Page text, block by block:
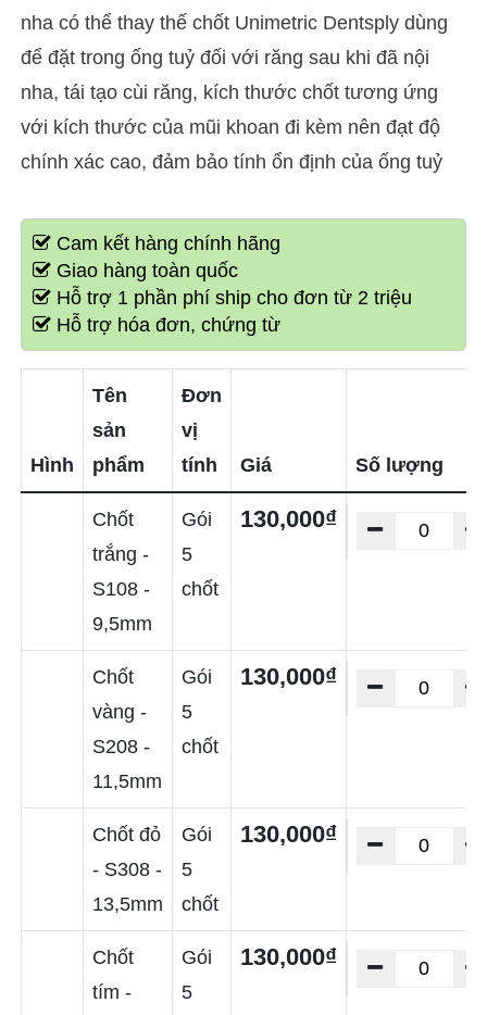
nha có thể thay thế chốt Unimetric Dentsply dùng
để đặt trong ống tuỷ đối với răng sau khi đã nội
nha, tái tạo cùi răng, kích thước chốt tương ứng
với kích thước của mũi khoan đi kèm nên đạt độ
chính xác cao, đảm bảo tính ổn định của ống tuỷ
Cam kết hàng chính hãng
Giao hàng toàn quốc
Hỗ trợ 1 phần phí ship cho đơn từ 2 triệu
Hỗ trợ hóa đơn, chứng từ
Hình
Tên
sản
phẩm
Đơn
vị
tính
Giá Số lượng
Chốt
trắng -
S108 -
9,5mm
Gói
5
chốt
130,000₫
Chốt
vàng -
S208 -
11,5mm
Gói
5
chốt
130,000₫
Chốt đỏ
- S308 -
13,5mm
Gói
5
chốt
130,000₫
Chốt
tím -
Gói
5
130,000₫